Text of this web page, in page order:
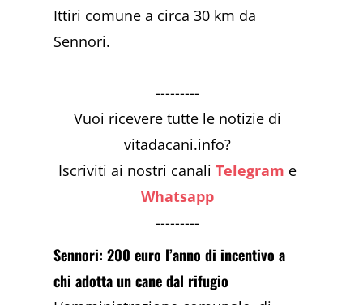
Ittiri comune a circa 30 km da
Sennori.
---------
Vuoi ricevere tutte le notizie di
vitadacani.info?
Iscriviti ai nostri canaliTelegram e
Whatsapp
---------
Sennori: 200 euro l’anno di incentivo a
chi adotta un cane dal rifugio